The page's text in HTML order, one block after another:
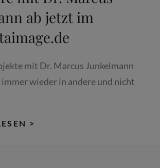
ab jetzt im
mit Dr. Marcus Junkelmann
wieder in andere und nicht
>